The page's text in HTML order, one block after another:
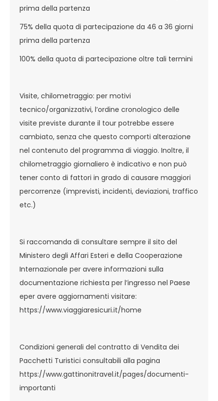
prima della partenza
75% della quota di partecipazione da 46 a 36 giorni
prima della partenza
100% della quota di partecipazione oltre tali termini
Visite, chilometraggio: per motivi
tecnico/organizzativi, l’ordine cronologico delle
visite previste durante il tour potrebbe essere
cambiato, senza che questo comporti alterazione
nel contenuto del programma di viaggio. Inoltre, il
chilometraggio giornaliero è indicativo e non può
tener conto di fattori in grado di causare maggiori
percorrenze (imprevisti, incidenti, deviazioni, traffico
etc.)
Si raccomanda di consultare sempre il sito del
Ministero degli Affari Esteri e della Cooperazione
Internazionale per avere informazioni sulla
documentazione richiesta per l’ingresso nel Paese
eper avere aggiornamenti visitare:
https://www.viaggiaresicuri.it/home
Condizioni generali del contratto di Vendita dei
Pacchetti Turistici consultabili alla pagina
https://www.gattinonitravel.it/pages/documenti-
importanti